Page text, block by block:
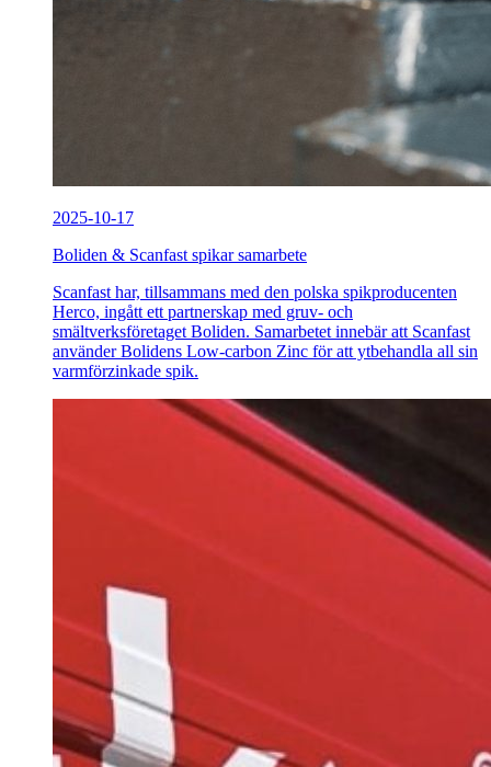
2025-10-17
Boliden & Scanfast spikar samarbete
Scanfast har, tillsammans med den polska spikproducenten
Herco, ingått ett partnerskap med gruv- och
smältverksföretaget Boliden. Samarbetet innebär att Scanfast
använder Bolidens Low-carbon Zinc för att ytbehandla all sin
varmförzinkade spik.